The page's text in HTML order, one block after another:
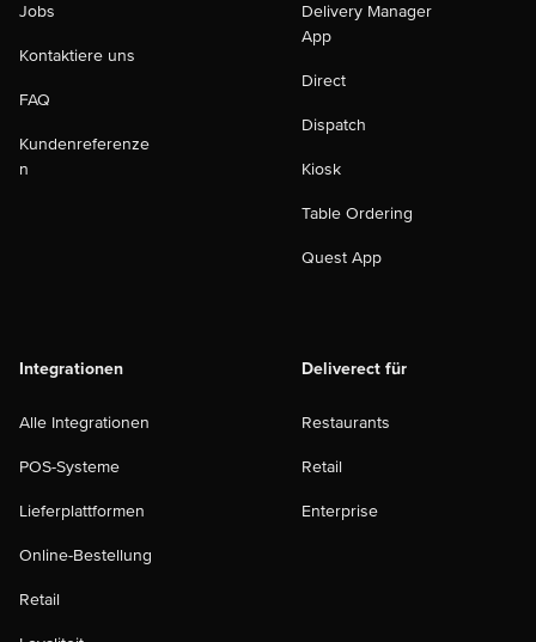
Jobs
Kontaktiere uns
FAQ
Kundenreferenze
n
Delivery Manager
App
Direct
Dispatch
Kiosk
Table Ordering
Quest App
Integrationen
Alle Integrationen
POS-Systeme
Lieferplattformen
Online-Bestellung
Retail
Deliverect für
Restaurants
Retail
Enterprise